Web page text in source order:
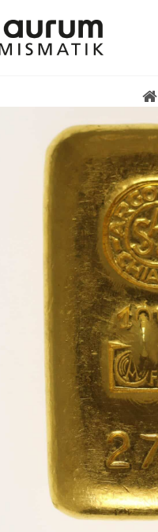
Übersicht Goldprodukte
Deutsche Goldmünzen
Goldmünzen übriges Europa
Goldmünzen übrige Welt
Goldbarren